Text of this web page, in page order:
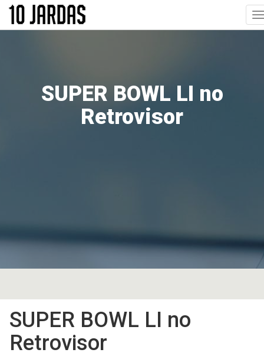
Pular
o
SUPER BOWL LI no
Retrovisor
SUPER BOWL LI no
Retrovisor